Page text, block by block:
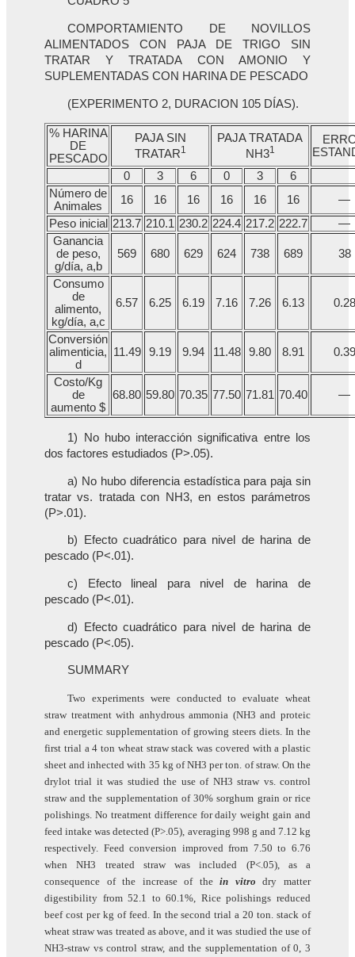
COMPORTAMIENTO DE NOVILLOS
ALIMENTADOS CON PAJA DE TRIGO SIN
TRATAR Y TRATADA CON AMONIO Y
SUPLEMENTADAS CON HARINA DE PESCADO
(EXPERIMENTO 2, DURACION 105 DÍAS).
% HARINA
DE
PESCADO
PAJA SIN
TRATAR1
PAJA TRATADA
NH31
0
3 6 0 3
6
Número de
Animales
16 16 16 16 16 16
—
Peso inicial 213.7 210.1 230.2 224.4 217.2 222.7
—
Ganancia
de peso,
g/día, a,b
569 680 629 624 738 689 38
Consumo
de
alimento,
kg/día, a,c
6.57 6.25 6.19 7.16 7.26 6.13 0.28
Conversión
alimenticia,
d
11.49 9.19 9.94 11.48 9.80 8.91 0.39
Costo/Kg
de
aumento $
68.80 59.80 70.35 77.50 71.81 70.40 —
1) No hubo interacción significativa entre los
dos factores estudiados (P>.05).
a) No hubo diferencia estadística para paja sin
tratar vs. tratada con NH3, en estos parámetros
(P>.01).
b) Efecto cuadrático para nivel de harina de
pescado (P<.01).
c) Efecto lineal para nivel de harina de
pescado (P<.01).
d) Efecto cuadrático para nivel de harina de
pescado (P<.05).
SUMMARY
Two experiments were conducted to evaluate wheat
straw treatment with anhydrous ammonia (NH3 and proteic
and energetic supplementation of growing steers diets. In the
first trial a 4 ton wheat straw stack was covered with a plastic
sheet and inhected with 35 kg of NH3 per ton. of straw. On the
drylot trial it was studied the use of NH3 straw vs. control
straw and the supplementation of 30% sorghum grain or rice
polishings. No treatment difference for daily weight gain and
feed intake was detected (P>.05), averaging 998 g and 7.12 kg
respectively. Feed conversion improved from 7.50 to 6.76
when NH3 treated straw was included (P<.05), as a
consequence of the increase of thein vitro dry matter
digestibility from 52.1 to 60.1%, Rice polishings reduced
beef cost per kg of feed. In the second trial a 20 ton. stack of
wheat straw was treated as above, and it was studied the use of
NH3-straw vs control straw, and the supplementation of 0, 3